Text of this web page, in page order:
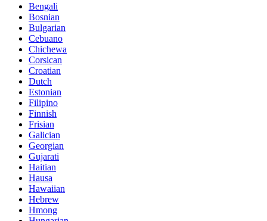
Bengali
Bosnian
Bulgarian
Cebuano
Chichewa
Corsican
Croatian
Dutch
Estonian
Filipino
Finnish
Frisian
Galician
Georgian
Gujarati
Haitian
Hausa
Hawaiian
Hebrew
Hmong